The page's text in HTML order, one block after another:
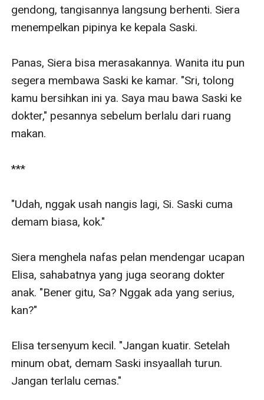
gendong, tangisannya langsung berhenti. Siera
menempelkan pipinya ke kepala Saski.
Panas, Siera bisa merasakannya. Wanita itu pun
segera membawa Saski ke kamar. "Sri, tolong
kamu bersihkan ini ya. Saya mau bawa Saski ke
dokter," pesannya sebelum berlalu dari ruang
makan.
***
"Udah, nggak usah nangis lagi, Si. Saski cuma
demam biasa, kok."
Siera menghela nafas pelan mendengar ucapan
Elisa, sahabatnya yang juga seorang dokter
anak. "Bener gitu, Sa? Nggak ada yang serius,
kan?"
Elisa tersenyum kecil. "Jangan kuatir. Setelah
minum obat, demam Saski insyaallah turun.
Jangan terlalu cemas."